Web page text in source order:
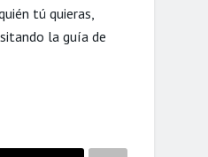
tú quieras,
la guía de